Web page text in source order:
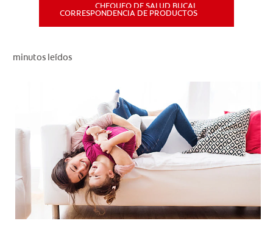
PARA PROFESIONALES
PROMOCIONES
CHEQUEO DE SALUD BUCAL
CORRESPONDENCIA DE PRODUCTOS
minutos leídos